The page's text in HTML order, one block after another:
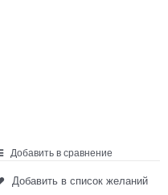
Добавить в сравнение
Добавить в список желаний